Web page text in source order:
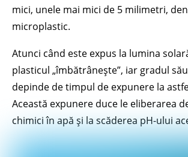
mici, unele mai mici de 5 milimetri,
microplastic.
Atunci când este expus la lumina
plasticul „îmbătrânește”, iar gradul
depinde de timpul de expunere la
Această expunere duce le eliberarea
chimici în apă și la scăderea pH-ului